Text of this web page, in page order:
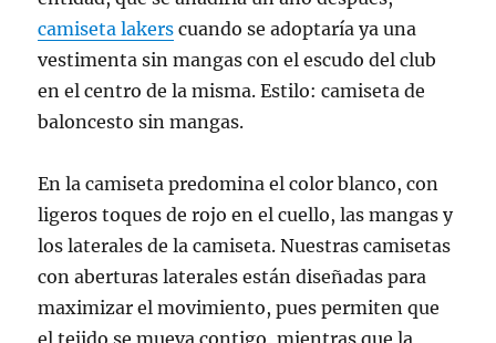
camiseta lakers cuando se adoptaría ya una
vestimenta sin mangas con el escudo del club
en el centro de la misma. Estilo: camiseta de
baloncesto sin mangas.
En la camiseta predomina el color blanco, con
ligeros toques de rojo en el cuello, las mangas y
los laterales de la camiseta. Nuestras camisetas
con aberturas laterales están diseñadas para
maximizar el movimiento, pues permiten que
el tejido se mueva contigo, mientras que la